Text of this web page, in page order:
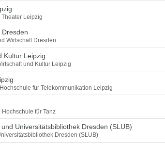
Theater Leipzig
Dresden
Wirtschaft Dresden
Kultur Leipzig
und Kultur Leipzig
für Telekommunikation Leipzig
Hochschule für Tanz
Universitätsbibliothek Dresden (SLUB)
Dresden (SLUB)